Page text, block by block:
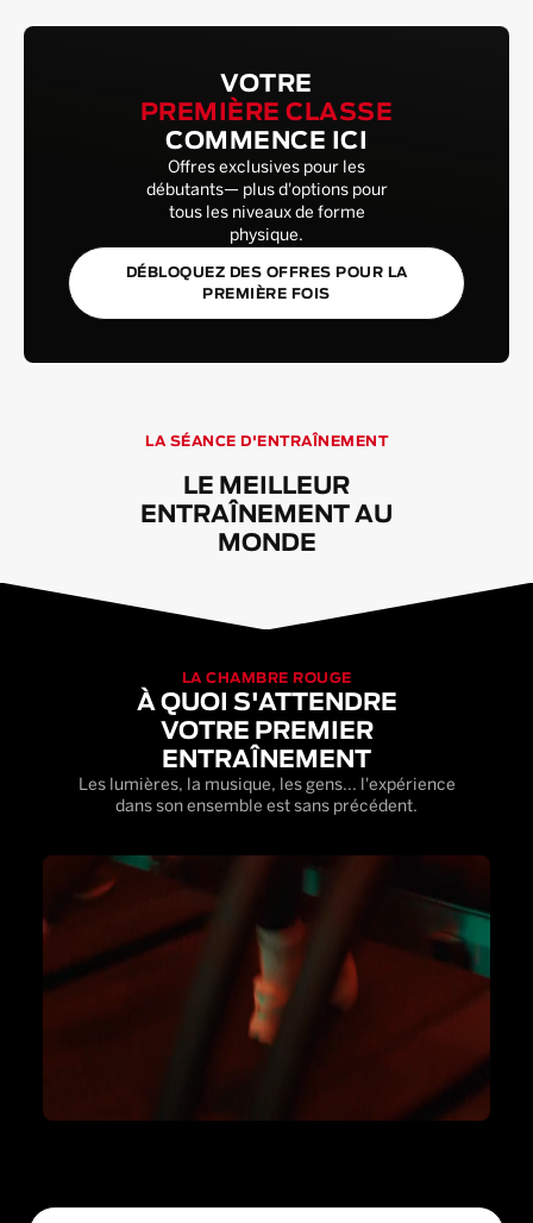
VOTRE
PREMIÈRE CLASSE
COMMENCE ICI
Offres exclusives pour les
débutants— plus d'options pour
tous les niveaux de forme
physique.
DÉBLOQUEZ DES OFFRES POUR LA
PREMIÈRE FOIS
LA SÉANCE D'ENTRAÎNEMENT
LE MEILLEUR
ENTRAÎNEMENT AU
MONDE
LA CHAMBRE ROUGE
À QUOI S'ATTENDRE
VOTRE PREMIER
ENTRAÎNEMENT
Les lumières, la musique, les gens... l'expérience
dans son ensemble est sans précédent.